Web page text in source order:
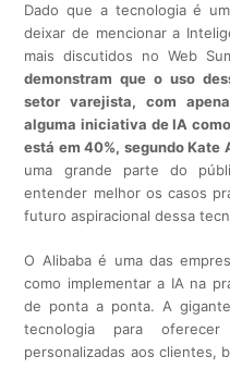
Dado que a tecnologia é
deixar de mencionar a
mais discutidos no Web
demonstram que o uso
setor varejista, com
alguma iniciativa de IA
está em 40%, segundo Kate
uma grande parte do
entender melhor os casos
futuro aspiracional dessa
O Alibaba é uma das
como implementar a IA na
de ponta a ponta. A
tecnologia para
personalizadas aos clientes,